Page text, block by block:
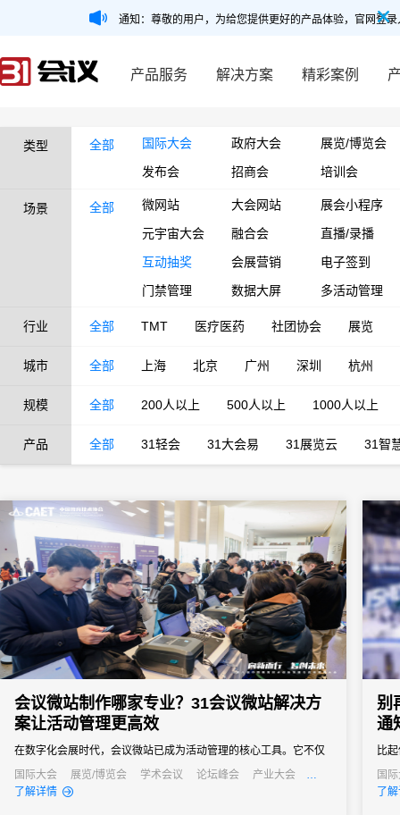
通知：尊敬的用户，为给您提供更好的产品体验，官网登
产品服务 解决方案 精彩案例
类型 全部 国际大会 政府大会
展览/博览会
发布会
招商会 培训会
场景 全部 微网站 大会网站
展会小程序
元宇宙大会
融合会
直播/录播
互动抽奖
会展营销
电子签到
门禁管理
数据大屏 多活动管理
行业 全部 TMT 医疗医药 社团协会 展览
城市 全部 上海 北京 广州 深圳 杭州
规模 全部 200人以上 500人以上 1000人以上
产品 全部 31轻会 31大会易 31展览云 31智
会议微站制作哪家专业？31会议微站解决方
案让活动管理更高效
在数字化会展时代，会议微站已成为活动管理的核心工具。它不仅
是会议信息的集中展示平台，更是连接主办方与参会者的重要桥
梁。面对市场上众多的微站制作服务，许多活动主办方都在寻找专
国际大会 展览/博览会 学术会议 论坛峰会
产业大会
行业大会
经销商大会
了解详情
别
通
比
理
国
线
了